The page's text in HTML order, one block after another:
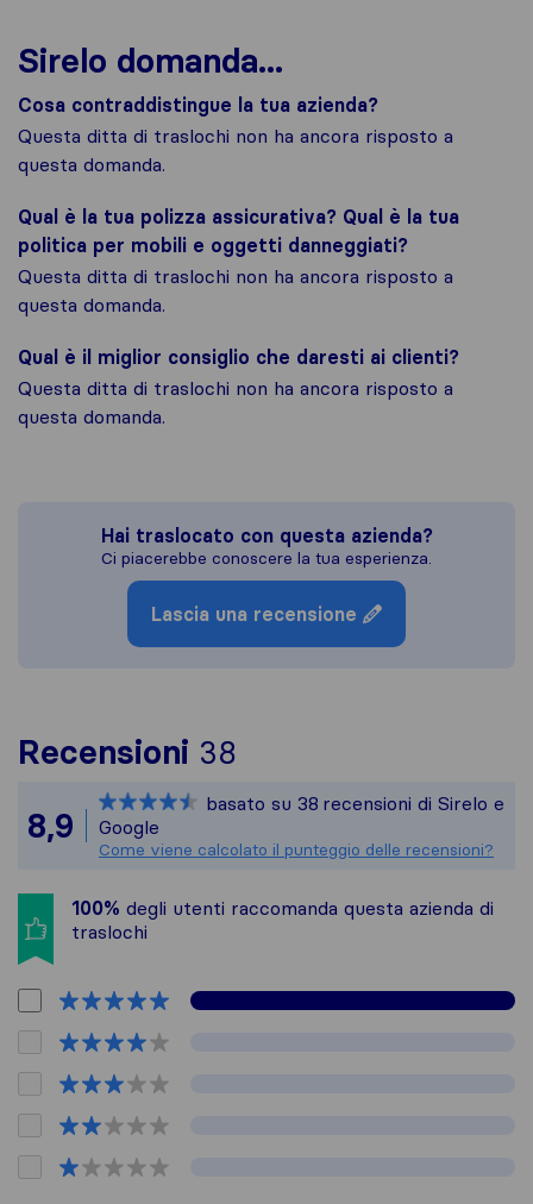
Sirelo domanda...
Cosa contraddistingue la tua azienda?
Questa ditta di traslochi non ha ancora risposto a
questa domanda.
Qual è la tua polizza assicurativa? Qual è la tua
politica per mobili e oggetti danneggiati?
Questa ditta di traslochi non ha ancora risposto a
questa domanda.
Qual è il miglior consiglio che daresti ai clienti?
Questa ditta di traslochi non ha ancora risposto a
questa domanda.
Hai traslocato con questa azienda?
Ci piacerebbe conoscere la tua esperienza.
Lascia una recensione
Recensioni 38
Tutte le recensioni
8,9
basato su 38 recensioni di Sirelo e
Google
Come viene calcolato il punteggio delle recensioni?
100% degli utenti raccomanda questa azienda di
traslochi